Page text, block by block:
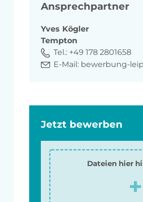
Ansprechpartner
Yves Kögler
Tempton
Tel.: +49 178 2801658
E-Mail: bewerbung-
Jetzt bewerben
Dateien hier